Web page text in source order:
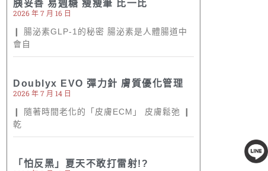
胰妥善 易週糖 瘦瘦筆 比一比
2026 年 7 月 16 日
❙ 腸泌素GLP-1的秘密 腸泌素是人體腸道中
會自
Doublyx EVO 彈力針 膚質優化管理
2026 年 7 月 14 日
❙ 隨著時間老化的「皮膚ECM」 皮膚鬆弛 ❙
乾
「怕反黑」夏天不敢打雷射!?